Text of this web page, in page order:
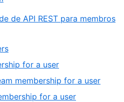
de API REST para membros
for a user
membership for a user
for a user